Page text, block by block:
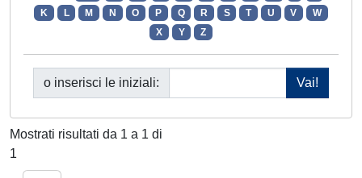
K
L M N O P Q R S T U V
W
X
Y Z
o inserisci le iniziali:
Mostrati risultati da 1 a 1 di
1